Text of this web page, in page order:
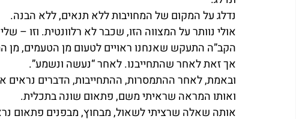
נדלג על המקום של המחויבות ללא תנאים, ללא הבנה.
אולי נוותר על המצווה הזו, שכבר לא רלוונטית. וזו –
הקב”ה התעקש שאנחנו ראויים לטעום מן הטעמים, מן
אך זאת לאחר שהתחייבנו. לאחר “נעשה ונשמע”.
ובאמת, לאחר ההתמסרות, ההתחייבות, הדברים
ואותו המראה שראיתי משם, פתאום שונה בתכלית.
אותה שאלה שרציתי לשאול, מבחוץ, מבפנים פתאום